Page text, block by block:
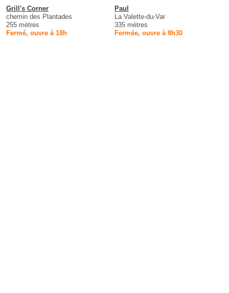
Grill's Corner
chemin des Plantades
255 mètres
Fermé, ouvre à 18h
Paul
La Valette-du-Var
335 mètres
Fermée, ouvre à 8h30